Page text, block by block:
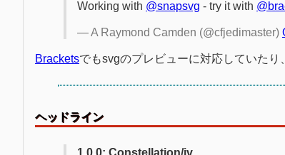
Working with @snapsvg - try it with
— A Raymond Camden (@cfjedimaster)
Bracketsでもsvgのプレビューに対応していたり、
ヘッドライン
1.0.0: Constellation/iv